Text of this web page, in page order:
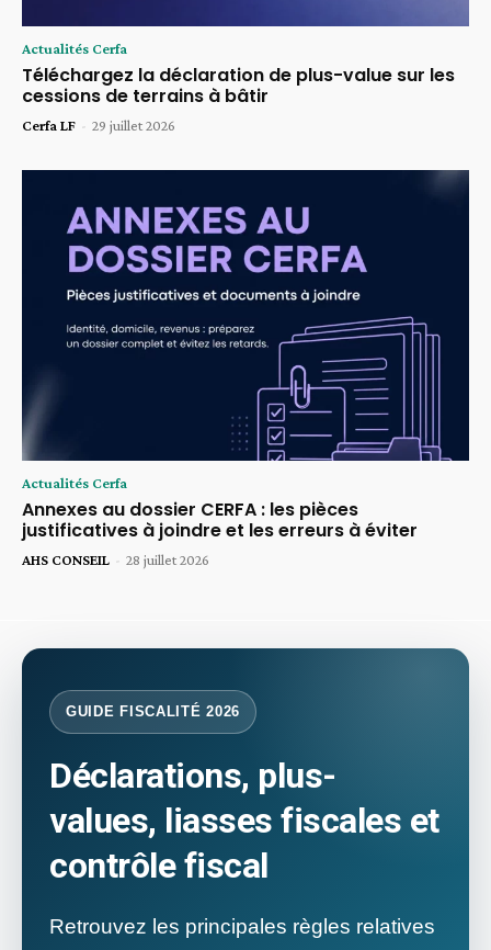
Actualités Cerfa
Téléchargez la déclaration de plus-value sur les
cessions de terrains à bâtir
Cerfa LF - 29 juillet 2026
Actualités Cerfa
Annexes au dossier CERFA : les pièces
justificatives à joindre et les erreurs à éviter
AHS CONSEIL - 28 juillet 2026
GUIDE FISCALITÉ 2026
Déclarations, plus-
values, liasses fiscales et
contrôle fiscal
Retrouvez les principales règles relatives